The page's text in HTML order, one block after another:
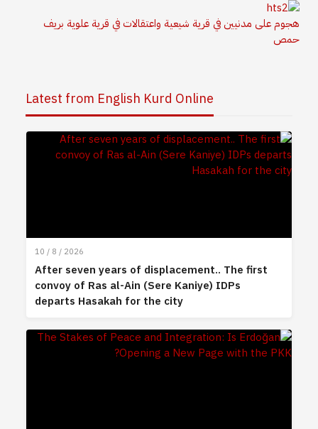
هجوم على مدنيين في قرية شيعية واعتقالات في قرية علوية بريف
حمص
Latest from English Kurd Online
10 / 8 / 2026
After seven years of displacement.. The first
convoy of Ras al-Ain (Sere Kaniye) IDPs
departs Hasakah for the city